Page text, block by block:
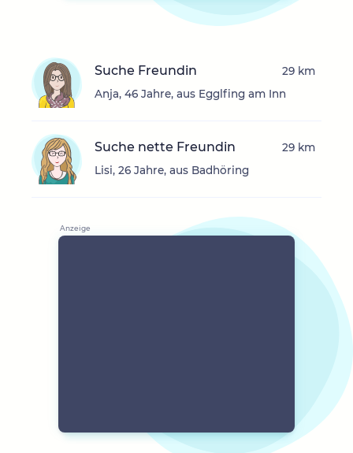
Suche Freundin
Anja, 46 Jahre, aus Egglfing am Inn
29 km
Suche nette Freundin
Lisi, 26 Jahre, aus Badhöring
29 km